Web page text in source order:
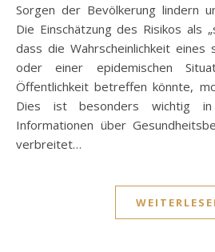
Sorgen der Bevölkerung lindern
Die Einschätzung des Risikos als
dass die Wahrscheinlichkeit eines
oder einer epidemischen
Öffentlichkeit betreffen könnte,
Dies ist besonders wichtig
Informationen über
verbreitet…